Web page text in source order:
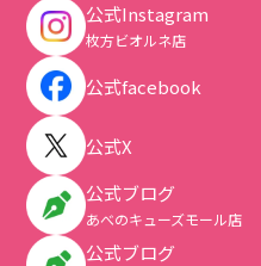
公式Instagram
枚方ビオルネ店
公式facebook
公式X
公式ブログ
あべのキューズモール店
公式ブログ